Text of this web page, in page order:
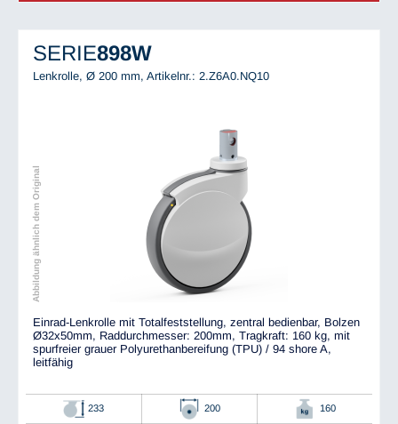
SERIE898W
Lenkrolle, Ø 200 mm, Artikelnr.: 2.Z6A0.NQ10
Abbildung ähnlich dem Original
Einrad-Lenkrolle mit Totalfeststellung, zentral bedienbar, Bolzen
Ø32x50mm, Raddurchmesser: 200mm, Tragkraft: 160 kg, mit
spurfreier grauer Polyurethanbereifung (TPU) / 94 shore A,
leitfähig
233 200 160